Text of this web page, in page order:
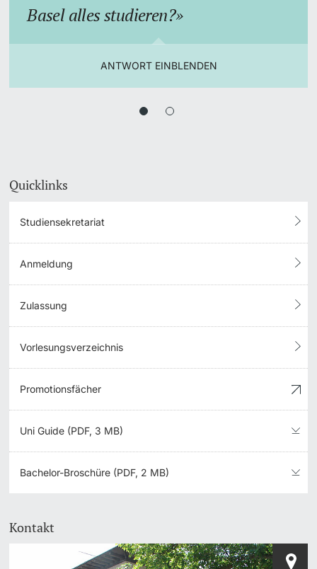
Basel alles studieren?
ANTWORT EINBLENDEN
Quicklinks
Studiensekretariat
Anmeldung
Zulassung
Vorlesungsverzeichnis
Promotionsfächer
Uni Guide (PDF, 3 MB)
Bachelor-Broschüre (PDF, 2 MB)
Kontakt